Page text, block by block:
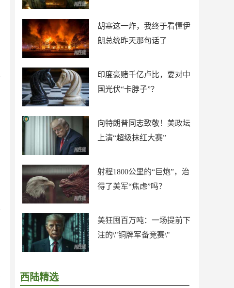
胡塞这一炸，我终于看懂伊
朗总统昨天那句话了
印度豪赌千亿卢比，要对中
国光伏“卡脖子”？
向特朗普同志致敬！美政坛
上演“超级抹红大赛”
射程1800公里的“巨炮”，治
得了美军“焦虑”吗？
美狂囤百万吨：一场提前下
注的\"铜牌军备竞赛\"
西陆精选